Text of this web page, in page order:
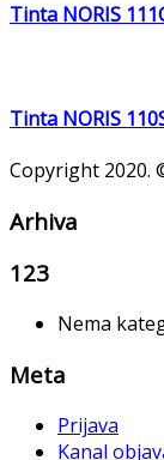
Tinta NORIS
Tinta NORIS
Copyright 2020.
Arhiva
123
Nema
Meta
Prijava
Kanal